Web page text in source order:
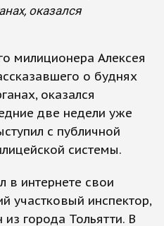
оказался
милиционера Алексея
о буднях
оказался
две недели уже
с публичной
системы.
в интернете свои
участковый инспектор,
города Тольятти. В